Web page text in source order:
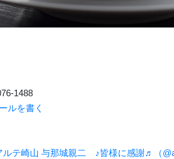
1488
ルを書く
ルテ崎山 与那城親二 ♪皆様に感謝♬（